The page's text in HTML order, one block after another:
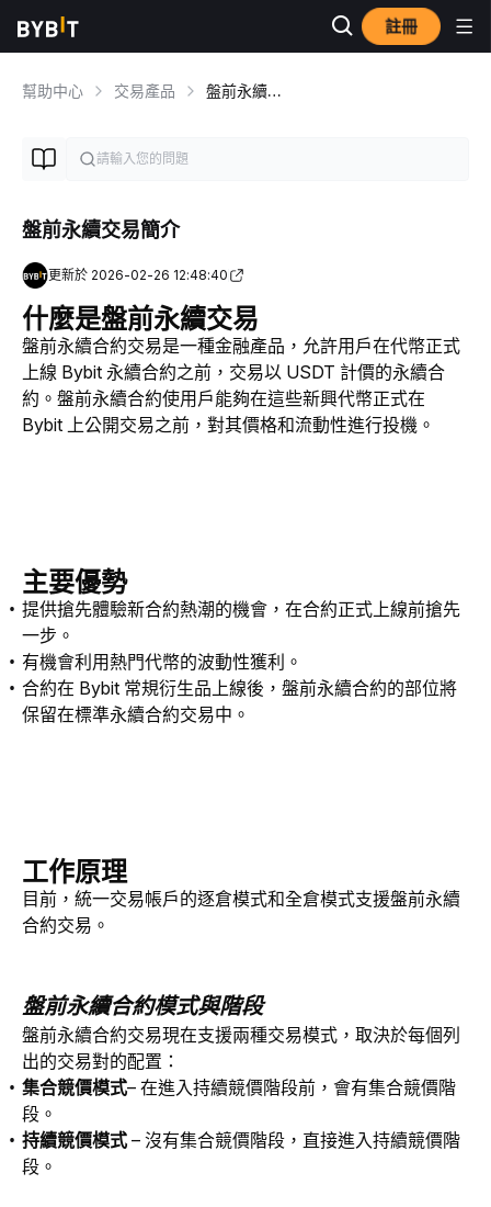
註冊
幫助中心 交易產品 盤前永續合約
盤前永續交易簡介
更新於 2026-02-26 12:48:40
什麼是盤前永續交易
盤前永續合約交易是一種金融產品，允許用戶在代幣正式
上線 Bybit 永續合約之前，交易以 USDT 計價的永續合
約。盤前永續合約使用戶能夠在這些新興代幣正式在
Bybit 上公開交易之前，對其價格和流動性進行投機。
主要優勢
提供搶先體驗新合約熱潮的機會，在合約正式上線前搶先
一步。
有機會利用熱門代幣的波動性獲利。
合約在 Bybit 常規衍生品上線後，盤前永續合約的部位將
保留在標準永續合約交易中。
工作原理
目前，統一交易帳戶的逐倉模式和全倉模式支援盤前永續
合約交易。
盤前永續合約模式與階段
盤前永續合約交易現在支援兩種交易模式，取決於每個列
出的交易對的配置：
集合競價模式– 在進入持續競價階段前，會有集合競價階
段。
持續競價模式 – 沒有集合競價階段，直接進入持續競價階
段。